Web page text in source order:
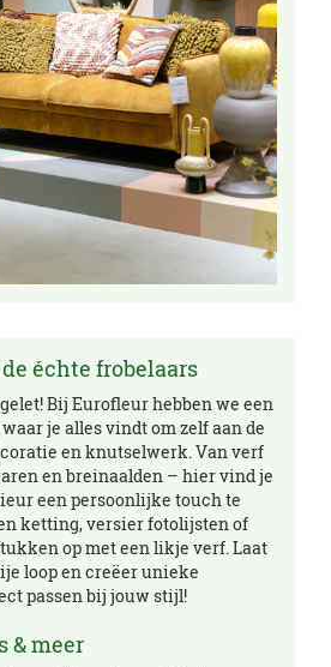
échte frobelaars
Bij Eurofleur hebben we een
je alles vindt om zelf aan de
en knutselwerk. Van verf
en breinaalden – hier vind je
een persoonlijke touch te
ketting, versier fotolijsten of
op met een likje verf. Laat
loop en creëer unieke
passen bij jouw stijl!
& meer